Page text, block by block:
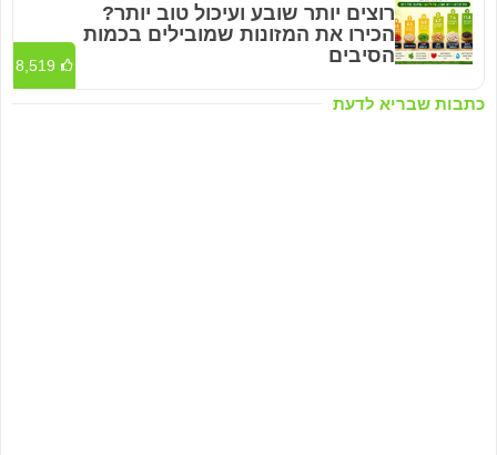
כתבות שבריא לדעת
רוצים יותר שובע ועיכול טוב יותר?
הכירו את המזונות שמובילים בכמות
הסיבים
8,519